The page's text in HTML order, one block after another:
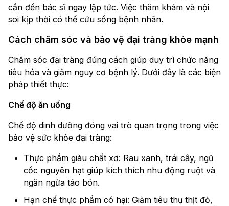
cần đến bác sĩ ngay lập tức. Việc thăm khám và nội
soi kịp thời có thể cứu sống bệnh nhân.
Cách chăm sóc và bảo vệ đại tràng khỏe mạnh
Chăm sóc đại tràng đúng cách giúp duy trì chức năng
tiêu hóa và giảm nguy cơ bệnh lý. Dưới đây là các biện
pháp thiết thực:
Chế độ ăn uống
Chế độ dinh dưỡng đóng vai trò quan trọng trong việc
bảo vệ sức khỏe đại tràng:
Thực phẩm giàu chất xơ: Rau xanh, trái cây, ngũ
cốc nguyên hạt giúp kích thích nhu động ruột và
ngăn ngừa táo bón.
Hạn chế thực phẩm có hại: Giảm tiêu thụ thịt đỏ,